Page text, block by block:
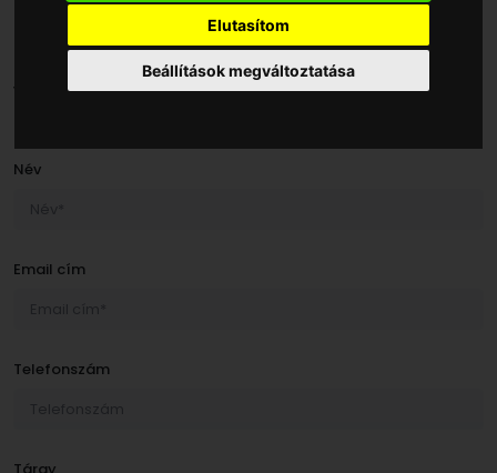
Elutasítom
Beállítások megváltoztatása
ELÉRHETŐSÉGÜNK:
Telefon: +36 30/364-8694
Név
Email cím
Telefonszám